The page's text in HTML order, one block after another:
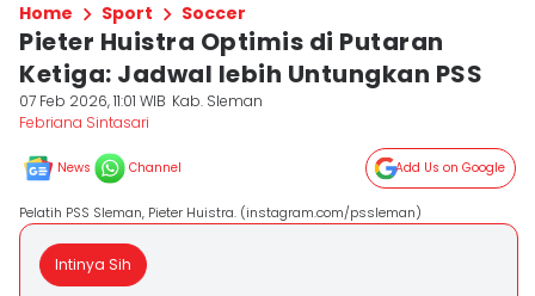
Home Sport Soccer
Pieter Huistra Optimis di Putaran
Ketiga: Jadwal lebih Untungkan PSS
07 Feb 2026, 11:01 WIB Kab. Sleman
Febriana Sintasari
News Channel Add Us on Google
Pelatih PSS Sleman, Pieter Huistra. (instagram.com/pssleman)
Intinya Sih